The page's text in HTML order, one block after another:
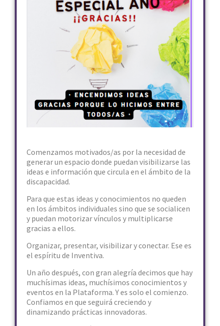
Comenzamos motivados/as por la necesidad de
generar un espacio donde puedan visibilizarse las
ideas e información que circula en el ámbito de la
discapacidad.
Para que estas ideas y conocimientos no queden
en los ámbitos individuales sino que se socialicen
y puedan motorizar vínculos y multiplicarse
gracias a ellos.
Organizar, presentar, visibilizar y conectar. Ese es
el espíritu de Inventiva.
Un año después, con gran alegría decimos que hay
muchísimas ideas, muchísimos conocimientos y
eventos en la Plataforma. Y es solo el comienzo.
Confiamos en que seguirá creciendo y
dinamizando prácticas innovadoras.